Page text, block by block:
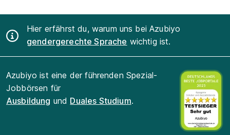
Hier erfährst du, warum uns bei Azubiyo
gendergerechte Sprache wichtig ist.
Azubiyo ist eine der führenden Spezial-
Jobbörsen für
Ausbildung und Duales Studium.